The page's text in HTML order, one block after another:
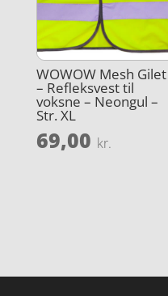
WOWOW Mesh Gilet
– Refleksvest til
voksne – Neongul –
Str. XL
69,00 kr.